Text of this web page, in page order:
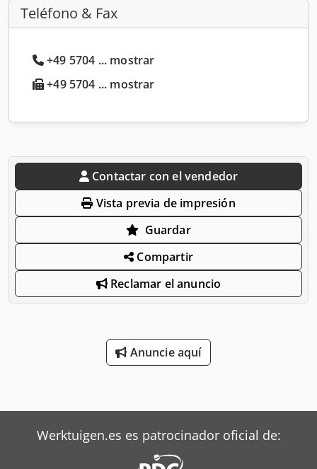
Teléfono & Fax
+49 5704 ... mostrar
+49 5704 ... mostrar
Contactar con el vendedor
Vista previa de impresión
Guardar
Compartir
Reclamar el anuncio
Anuncie aquí
Werktuigen.es es patrocinador oficial de: